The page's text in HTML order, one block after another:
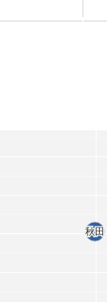
秋田
秋田